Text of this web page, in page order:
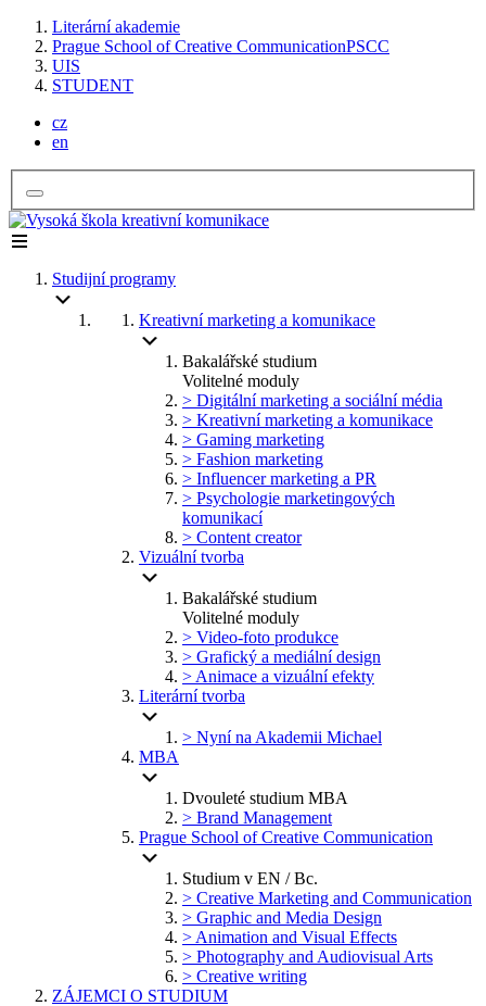
Literární akademie
Prague School of Creative CommunicationPSCC
UIS
STUDENT
cz
en
Studijní programy
Kreativní marketing a komunikace
Bakalářské studium
Volitelné moduly
> Digitální marketing a sociální média
> Kreativní marketing a komunikace
> Gaming marketing
> Fashion marketing
> Influencer marketing a PR
> Psychologie marketingových
komunikací
> Content creator
Vizuální tvorba
Bakalářské studium
Volitelné moduly
> Video-foto produkce
> Grafický a mediální design
> Animace a vizuální efekty
Literární tvorba
> Nyní na Akademii Michael
MBA
Dvouleté studium MBA
> Brand Management
Prague School of Creative Communication
Studium v EN / Bc.
> Creative Marketing and Communication
> Graphic and Media Design
> Animation and Visual Effects
> Photography and Audiovisual Arts
> Creative writing
ZÁJEMCI O STUDIUM